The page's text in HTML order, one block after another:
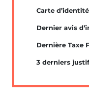
Carte d’identité
Dernier avis
Dernière Taxe
3 derniers